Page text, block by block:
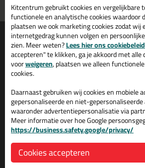
uit voorraad leverbaar
Informatie
Tips en tricks
Keuzehulpen
Acties
Levertijd & Bezorging
Retourneren & Annuleren
Veel gestelde vragen (FAQ)
Bestelprocedure
Algemene voorwaarden
Kitcentrum berichten
Wie
Kitcentrum gebruikt cookies en vergelijkbare
functionele en analytische cookies waardoor
plaatsen we ook marketing cookies zodat wij
internetgedrag kunnen volgen en
zien. Meer weten?Lees hier ons cookiebeleid
accepteren" te klikken, ga je akkoord met alle
voorweigeren, plaatsen we alleen
cookies.
Daarnaast gebruiken wij cookies en mobiele
gepersonaliseerde en niet-
waaronder advertentiepersonalisatie via
Meer informatie over hoe Google
https://business.safety.google/privacy/
Cookies accepteren